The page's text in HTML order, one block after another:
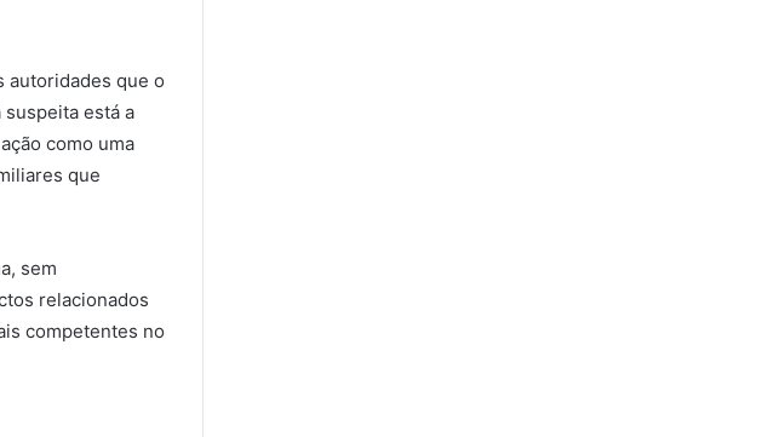
autoridades que o
está a
como uma
que
sem
relacionados
competentes no